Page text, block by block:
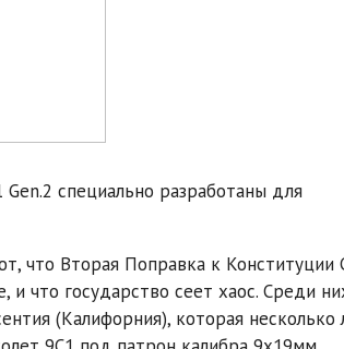
специально разработаны для
что Вторая Поправка к
что государство сеет хаос. Среди
(Калифорния), которая несколько